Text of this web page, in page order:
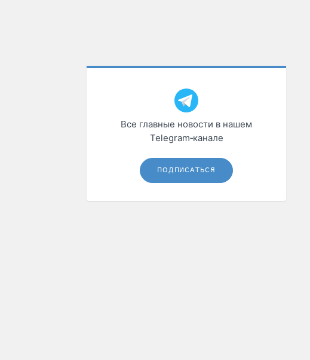
Все главные новости в нашем
Telegram‑канале
ПОДПИСАТЬСЯ